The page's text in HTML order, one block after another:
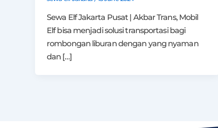
Sewa Elf Jakarta Pusat | Akbar Trans, Mobil
Elf bisa menjadi solusi transportasi bagi
rombongan liburan dengan yang nyaman
dan […]